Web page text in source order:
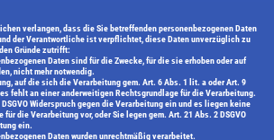
verlangen, dass die Sie betreffenden personenbezogenen Daten
der Verantwortliche ist verpflichtet, diese Daten unverzüglich zu
Gründe zutrifft:
Daten sind für die Zwecke, für die sie erhoben oder auf
nicht mehr notwendig.
auf die sich die Verarbeitung gem. Art. 6 Abs. 1 lit. a oder Art. 9
fehlt an einer anderweitigen Rechtsgrundlage für die Verarbeitung.
Widerspruch gegen die Verarbeitung ein und es liegen keine
die Verarbeitung vor, oder Sie legen gem. Art. 21 Abs. 2 DSGVO
ein.
Daten wurden unrechtmäßig verarbeitet.